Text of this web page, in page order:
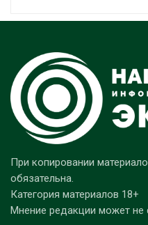
При копировании
обязательна.
Категория материалов 18+
Мнение редакции может не